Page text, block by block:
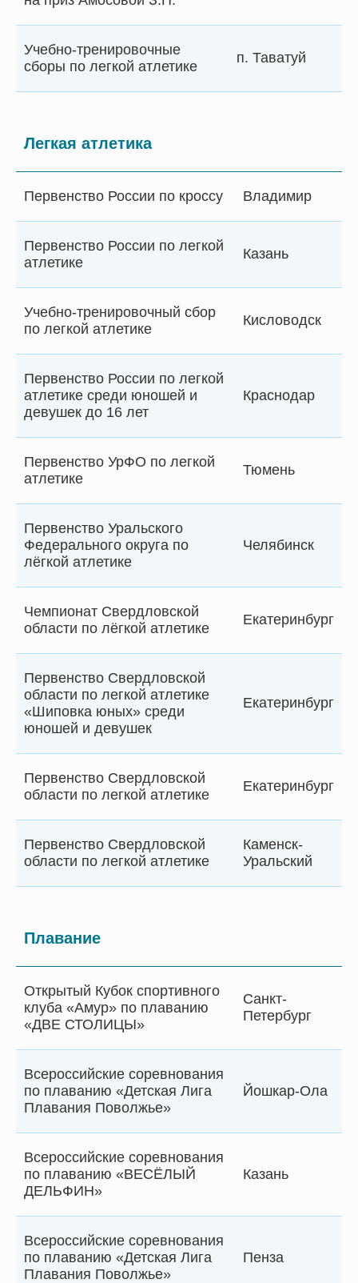
Учебно-тренировочные
сборы по легкой атлетике
п. Таватуй
Легкая атлетика
Первенство России по кроссу Владимир
Первенство России по легкой
атлетике
Казань
Учебно-тренировочный сбор
по легкой атлетике
Кисловодск
Первенство России по легкой
атлетике среди юношей и
девушек до 16 лет
Краснодар
Первенство УрФО по легкой
атлетике
Тюмень
Первенство Уральского
Федерального округа по
лёгкой атлетике
Челябинск
Чемпионат Свердловской
области по лёгкой атлетике
Екатеринбург
Первенство Свердловской
области по легкой атлетике
«Шиповка юных» среди
юношей и девушек
Екатеринбург
Первенство Свердловской
области по легкой атлетике
Екатеринбург
Первенство Свердловской
области по легкой атлетике
Каменск-
Уральский
Плавание
Открытый Кубок спортивного
клуба «Амур» по плаванию
«ДВЕ СТОЛИЦЫ»
Санкт-
Петербург
Всероссийские соревнования
по плаванию «Детская Лига
Плавания Поволжье»
Йошкар-Ола
Всероссийские соревнования
по плаванию «ВЕСЁЛЫЙ
ДЕЛЬФИН»
Казань
Всероссийские соревнования
по плаванию «Детская Лига
Плавания Поволжье»
Пенза